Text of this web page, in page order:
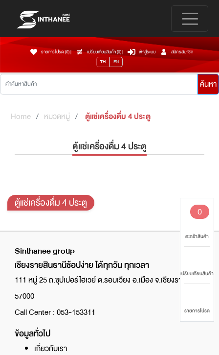
รายการโปรด (0)| เปรียบเทียบสินค้า (0)| เข้าสู่ระบบ
สมัครสมาชิก
TH
EN
ค้นหา
0
ตะกร้าสินค้า
เปรียบเทียบสินค้า
รายการโปรด
Home หมวดหมู่ ตู้แช่เครื่องดื่ม 4 ประตู
ตู้แช่เครื่องดื่ม 4 ประตู
ตู้แช่เครื่องดื่ม 4 ประตู
Sinthanee group
เชียงรายสินธานีช้อปง่าย ได้ทุกวัน ทุกเวลา
111 หมู่ 25 ถ.ซุปเปอร์ไฮเวย์ ต.รอบเวียง อ.เมือง จ.เชียงราย
57000
Call Center : 053-153311
ข้อมูลทั่วไป
เกี่ยวกับเรา